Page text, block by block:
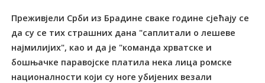
Преживјели Срби из Брадине сваке године сјећају се
да су се тих страшних дана "саплитали о лешеве
најмилијих", као и да је "команда хрватске и
бошњачке паравојске платила нека лица ромске
националности који су ноге убијених везали